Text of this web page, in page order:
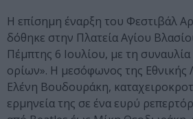
Η επίσημη έναρξη του Φεστιβάλ
δόθηκε στην Πλατεία Αγίου
Πέμπτης 6 Ιουλίου, με τη συναυλία
ορίων». Η μεσόφωνος της Εθνικής
Ελένη Βουδουράκη,
ερμηνεία της σε ένα ευρύ